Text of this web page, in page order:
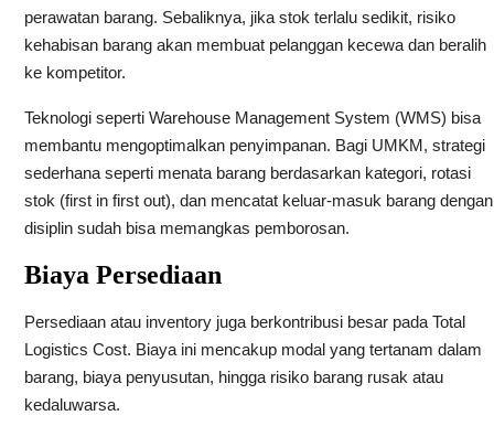
perawatan barang. Sebaliknya, jika stok terlalu sedikit, risiko
kehabisan barang akan membuat pelanggan kecewa dan beralih
ke kompetitor.
Teknologi seperti Warehouse Management System (WMS) bisa
membantu mengoptimalkan penyimpanan. Bagi UMKM, strategi
sederhana seperti menata barang berdasarkan kategori, rotasi
stok (first in first out), dan mencatat keluar-masuk barang dengan
disiplin sudah bisa memangkas pemborosan.
Biaya Persediaan
Persediaan atau inventory juga berkontribusi besar pada Total
Logistics Cost. Biaya ini mencakup modal yang tertanam dalam
barang, biaya penyusutan, hingga risiko barang rusak atau
kedaluwarsa.